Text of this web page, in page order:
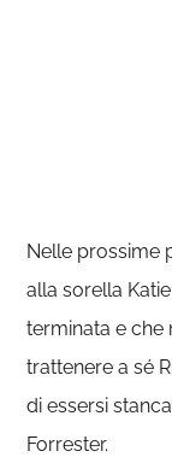
Nelle prossime
alla sorella
terminata e che
trattenere a sé
di essersi
Forrester.